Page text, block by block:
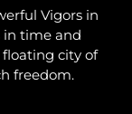
Vigors in
in time and
city of
freedom.